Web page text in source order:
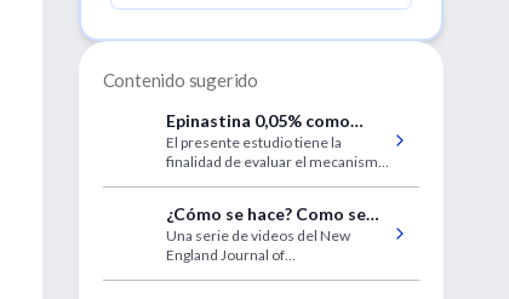
Contenido sugerido
Epinastina 0,05% como
tratamiento de la
conjuntivitis alérgica
El presente estudio tiene la
finalidad de evaluar el mecanismo
para el tratamiento de la
conjuntivitis alérgica.
¿Cómo se hace? Como se
coloca una sonda vesical
Una serie de videos del New
England Journal of